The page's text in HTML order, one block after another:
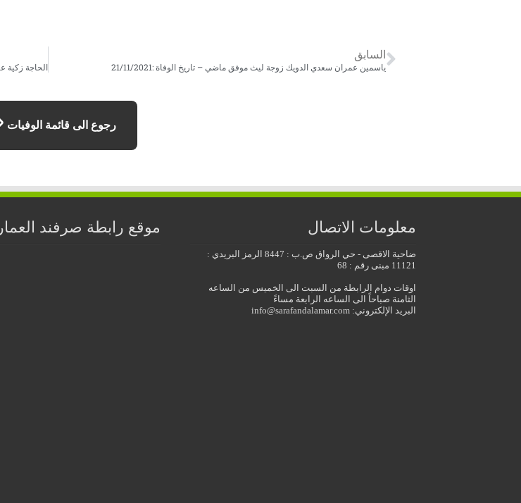
السابق
ياسمين عمران سعدي الدويك زوجة ليث موفق ماضي – تاريخ الوفاة :21/11/2021
رجوع الى قائمة الوفيات
معلومات الاتصال
ضاحية الاقصى - حي الرواق ص.ب : 8447 الرمز البريدي :
11121 مبنى رقم : 68
اوقات دوام الرابطة من السبت الى الخميس من الساعه
الثامنة صباحاً الى الساعه الرابعة مساءً
البريد الإلكتروني: info@sarafandalamar.com
موقع رابطة صرفند العمار